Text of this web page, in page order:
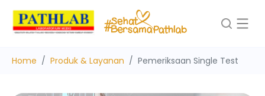
Home Produk & Layanan Pemeriksaan Single Test